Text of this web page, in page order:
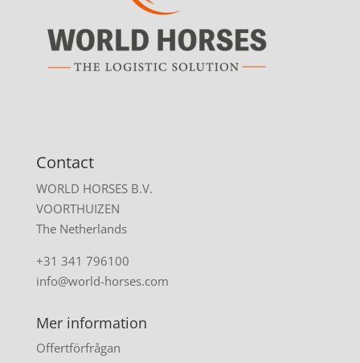
Contact
WORLD HORSES B.V.
VOORTHUIZEN
The Netherlands
+31 341 796100
info@world-horses.com
Mer information
Offertförfrågan